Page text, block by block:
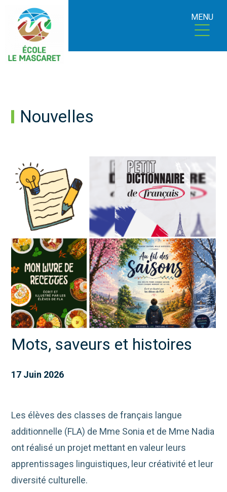
MENU
Nouvelles
Mots, saveurs et histoires
17 Juin 2026
Les élèves des classes de français langue
additionnelle (FLA) de Mme Sonia et de Mme Nadia
ont réalisé un projet mettant en valeur leurs
apprentissages linguistiques, leur créativité et leur
diversité culturelle.